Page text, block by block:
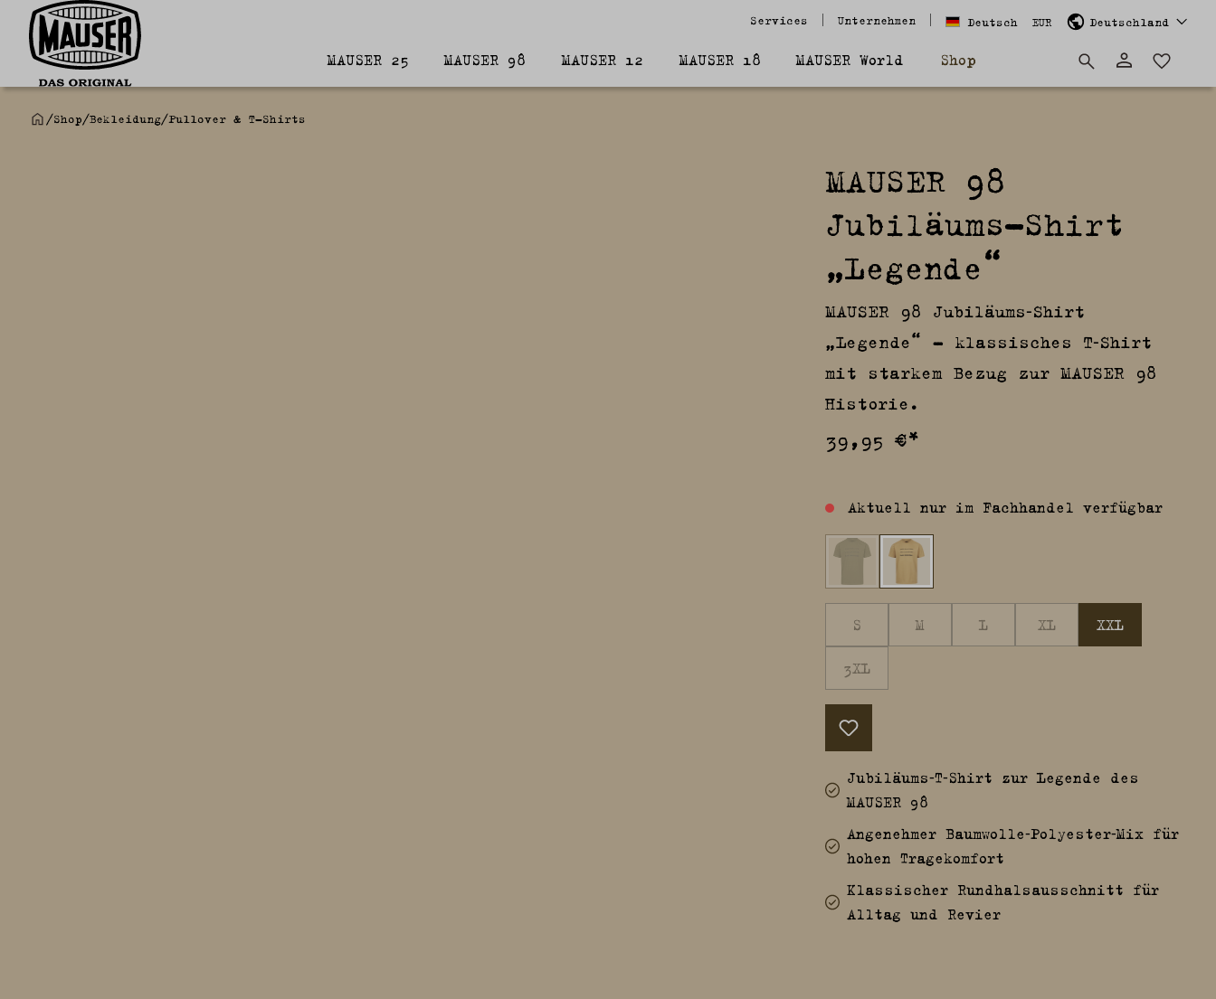
Services Unternehmen Deutsch EUR Deutschland
MAUSER 25 MAUSER 98 MAUSER 12 MAUSER 18 MAUSER World Shop
/Shop/Bekleidung/Pullover & T-Shirts
MAUSER 98
Jubiläums-Shirt
„Legende“
MAUSER 98 Jubiläums‑Shirt
„Legende“ – klassisches T‑Shirt
mit starkem Bezug zur MAUSER 98
Historie.
39,95 €*
Aktuell nur im Fachhandel verfügbar
S M L XL
XXL
3XL
Jubiläums‑T‑Shirt zur Legende des
MAUSER 98
Angenehmer Baumwolle‑Polyester‑Mix für
hohen Tragekomfort
Klassischer Rundhalsausschnitt für
Alltag und Revier